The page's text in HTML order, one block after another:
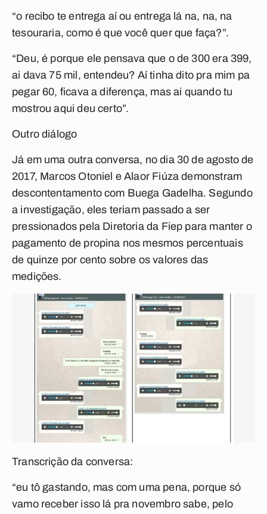
“o recibo te entrega aí ou entrega lá na, na, na
tesouraria, como é que você quer que faça?”.
“Deu, é porque ele pensava que o de 300 era 399,
ai dava 75 mil, entendeu? Aí tinha dito pra mim pa
pegar 60, ficava a diferença, mas ai quando tu
mostrou aqui deu certo”.
Outro diálogo
Já em uma outra conversa, no dia 30 de agosto de
2017, Marcos Otoniel e Alaor Fiúza demonstram
descontentamento com Buega Gadelha. Segundo
a investigação, eles teriam passado a ser
pressionados pela Diretoria da Fiep para manter o
pagamento de propina nos mesmos percentuais
de quinze por cento sobre os valores das
medições.
Transcrição da conversa:
“eu tô gastando, mas com uma pena, porque só
vamo receber isso lá pra novembro sabe, pelo